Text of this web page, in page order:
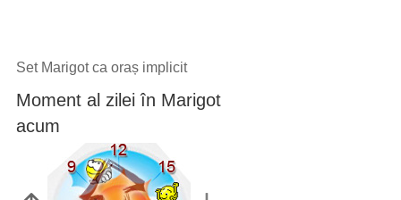
Set Marigot ca oraș implicit
Moment al zilei în Marigot
acum